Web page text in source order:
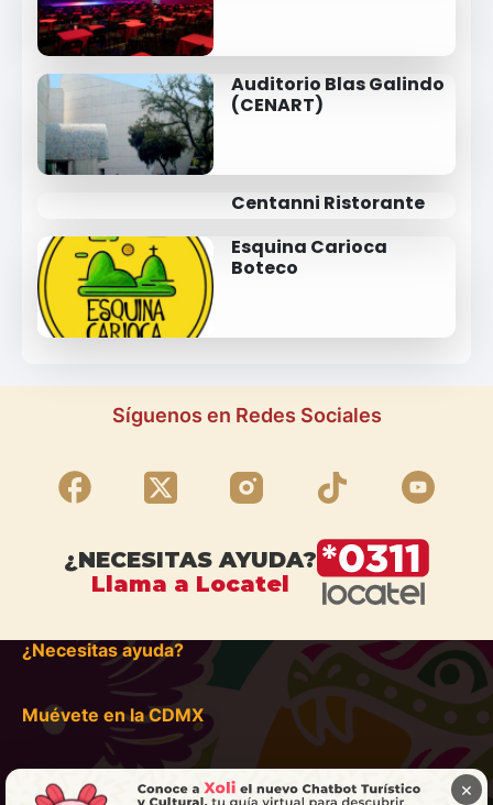
Auditorio Blas Galindo
(CENART)
Centanni Ristorante
Esquina Carioca
Boteco
Síguenos en Redes Sociales
¿NECESITAS AYUDA?
Llama a Locatel
¿Necesitas ayuda?
Muévete en la CDMX
×